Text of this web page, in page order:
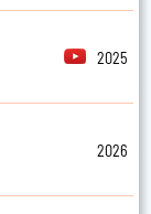
2025
2026